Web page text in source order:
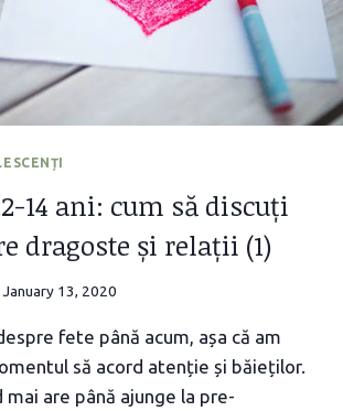
14 ani: cum să discuți
dragoste și relații (1)
January 13, 2020
fete până acum, așa că am
să acord atenție și băieților.
mai are până ajunge la pre-